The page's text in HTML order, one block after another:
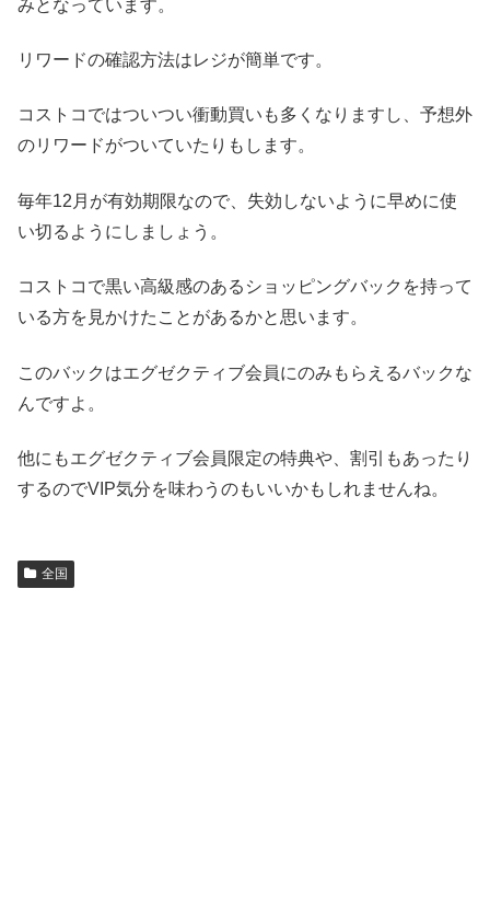
みとなっています。
リワードの確認方法はレジが簡単です。
コストコではついつい衝動買いも多くなりますし、予想外
のリワードがついていたりもします。
毎年12月が有効期限なので、失効しないように早めに使
い切るようにしましょう。
コストコで黒い高級感のあるショッピングバックを持って
いる方を見かけたことがあるかと思います。
このバックはエグゼクティブ会員にのみもらえるバックな
んですよ。
他にもエグゼクティブ会員限定の特典や、割引もあったり
するのでVIP気分を味わうのもいいかもしれませんね。
全国